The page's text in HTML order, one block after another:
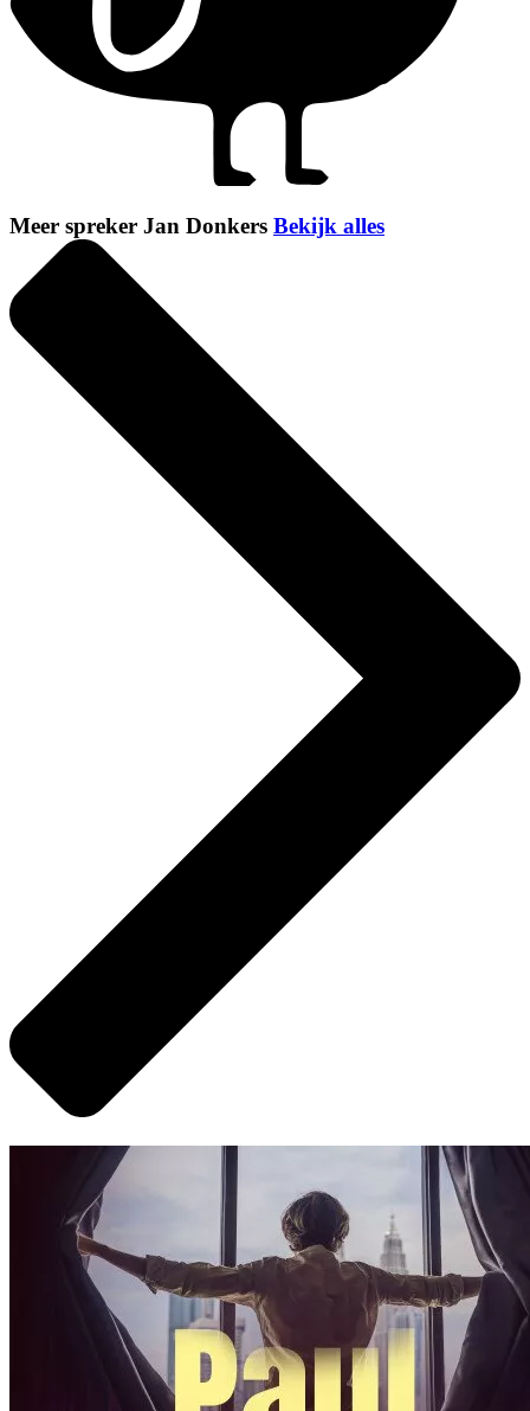
Meer spreker Jan Donkers Bekijk alles